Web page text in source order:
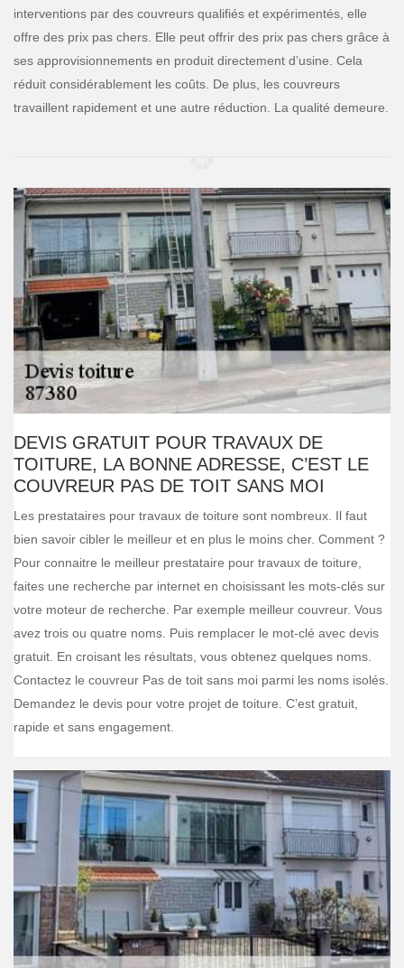
interventions par des couvreurs qualifiés et expérimentés, elle
offre des prix pas chers. Elle peut offrir des prix pas chers grâce à
ses approvisionnements en produit directement d’usine. Cela
réduit considérablement les coûts. De plus, les couvreurs
travaillent rapidement et une autre réduction. La qualité demeure.
DEVIS GRATUIT POUR TRAVAUX DE
TOITURE, LA BONNE ADRESSE, C’EST LE
COUVREUR PAS DE TOIT SANS MOI
Les prestataires pour travaux de toiture sont nombreux. Il faut
bien savoir cibler le meilleur et en plus le moins cher. Comment ?
Pour connaitre le meilleur prestataire pour travaux de toiture,
faites une recherche par internet en choisissant les mots-clés sur
votre moteur de recherche. Par exemple meilleur couvreur. Vous
avez trois ou quatre noms. Puis remplacer le mot-clé avec devis
gratuit. En croisant les résultats, vous obtenez quelques noms.
Contactez le couvreur Pas de toit sans moi parmi les noms isolés.
Demandez le devis pour votre projet de toiture. C’est gratuit,
rapide et sans engagement.